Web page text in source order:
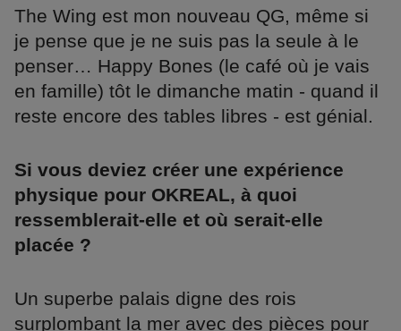
The Wing est mon nouveau QG, même si
je pense que je ne suis pas la seule à le
penser… Happy Bones (le café où je vais
en famille) tôt le dimanche matin - quand il
reste encore des tables libres - est génial.
Si vous deviez créer une expérience
physique pour OKREAL, à quoi
ressemblerait-elle et où serait-elle
placée ?
Un superbe palais digne des rois
surplombant la mer avec des pièces pour